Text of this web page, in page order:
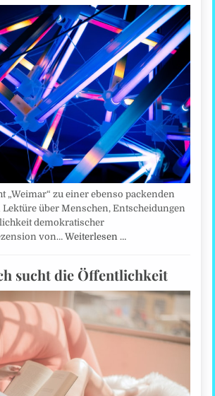
„Weimar“ zu einer ebenso packenden
über Menschen, Entscheidungen
demokratischer
von…Weiterlesen …
sucht die Öffentlichkeit